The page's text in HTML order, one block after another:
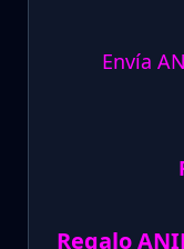
Envía
Regalo